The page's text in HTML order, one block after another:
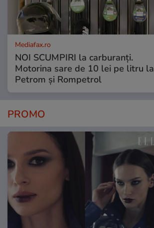
Mediafax.ro
NOI SCUMPIRI la carburanți.
Motorina sare de 10 lei pe litru la
Petrom și Rompetrol
PROMO